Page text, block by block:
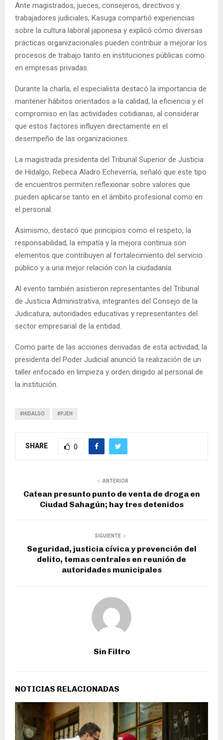
Ante magistrados, jueces, consejeros, directivos y
trabajadores judiciales, Kasuga compartió experiencias
sobre la cultura laboral japonesa y explicó cómo diversas
prácticas organizacionales pueden contribuir a mejorar los
procesos de trabajo tanto en instituciones públicas como
en empresas privadas.
Durante la charla, el especialista destacó la importancia de
mantener hábitos orientados a la calidad, la eficiencia y el
compromiso en las actividades cotidianas, al considerar
que estos factores influyen directamente en el
desempeño de las organizaciones.
La magistrada presidenta del Tribunal Superior de Justicia
de Hidalgo, Rebeca Aladro Echeverría, señaló que este tipo
de encuentros permiten reflexionar sobre valores que
pueden aplicarse tanto en el ámbito profesional como en
el personal.
Asimismo, destacó que principios como el respeto, la
responsabilidad, la empatía y la mejora continua son
elementos que contribuyen al fortalecimiento del servicio
público y a una mejor relación con la ciudadanía.
Al evento también asistieron representantes del Tribunal
de Justicia Administrativa, integrantes del Consejo de la
Judicatura, autoridades educativas y representantes del
sector empresarial de la entidad.
Como parte de las acciones derivadas de esta actividad, la
presidenta del Poder Judicial anunció la realización de un
taller enfocado en limpieza y orden dirigido al personal de
la institución.
#HIDALGO #PJEH
SHARE 0
ANTERIOR
Catean presunto punto de venta de droga en
Ciudad Sahagún; hay tres detenidos
SIGUIENTE
Seguridad, justicia cívica y prevención del
delito, temas centrales en reunión de
autoridades municipales
Sin Filtro
NOTICIAS RELACIONADAS